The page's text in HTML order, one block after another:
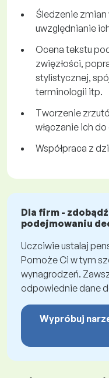
Śledzenie
uwzględnianie
Ocena tekstu
zwięzłości,
stylistycznej,
terminologii itp.
Tworzenie
włączanie ich
Współpraca z
Dla firm -
podejmowaniu
Uczciwie ustalaj
Pomoże Ci w tym
wynagrodzeń.
odpowiednie dane
Wypróbuj